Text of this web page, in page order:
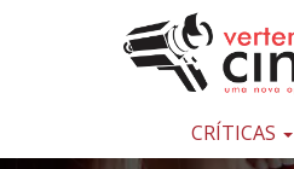
Pular para o conteúdo
Uma
sobre
CRÍTICAS